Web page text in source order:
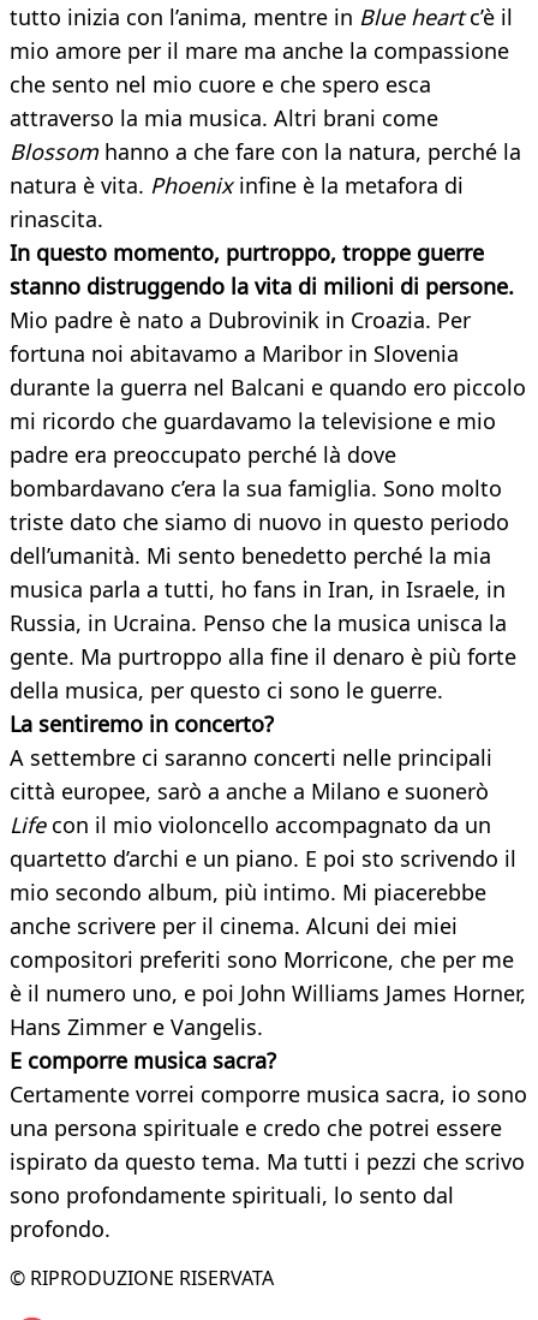
tutto inizia con l’anima, mentre in Blue heartc’è il
mio amore per il mare ma anche la compassione
che sento nel mio cuore e che spero esca
attraverso la mia musica. Altri brani come
Blossomhanno a che fare con la natura, perché la
natura è vita. Phoenixinfine è la metafora di
rinascita.
In questo momento, purtroppo, troppe guerre
stanno distruggendo la vita di milioni di persone.
Mio padre è nato a Dubrovinik in Croazia. Per
fortuna noi abitavamo a Maribor in Slovenia
durante la guerra nel Balcani e quando ero piccolo
mi ricordo che guardavamo la televisione e mio
padre era preoccupato perché là dove
bombardavano c’era la sua famiglia. Sono molto
triste dato che siamo di nuovo in questo periodo
dell’umanità. Mi sento benedetto perché la mia
musica parla a tutti, ho fans in Iran, in Israele, in
Russia, in Ucraina. Penso che la musica unisca la
gente. Ma purtroppo alla fine il denaro è più forte
della musica, per questo ci sono le guerre.
La sentiremo in concerto?
A settembre ci saranno concerti nelle principali
città europee, sarò a anche a Milano e suonerò
Lifecon il mio violoncello accompagnato da un
quartetto d’archi e un piano. E poi sto scrivendo il
mio secondo album, più intimo. Mi piacerebbe
anche scrivere per il cinema. Alcuni dei miei
compositori preferiti sono Morricone, che per me
è il numero uno, e poi John Williams James Horner,
Hans Zimmer e Vangelis.
E comporre musica sacra?
Certamente vorrei comporre musica sacra, io sono
una persona spirituale e credo che potrei essere
ispirato da questo tema. Ma tutti i pezzi che scrivo
sono profondamente spirituali, lo sento dal
profondo.
© RIPRODUZIONE RISERVATA